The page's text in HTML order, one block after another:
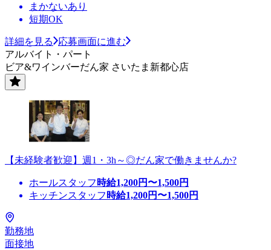
まかないあり
短期OK
詳細を見る
応募画面に進む
アルバイト・パート
ビア&ワインバーだん家 さいたま新都心店
【未経験者歓迎】週1・3h～◎だん家で働きませんか?
ホールスタッフ 時給1,200円〜1,500円
キッチンスタッフ 時給1,200円〜1,500円
勤務地
面接地